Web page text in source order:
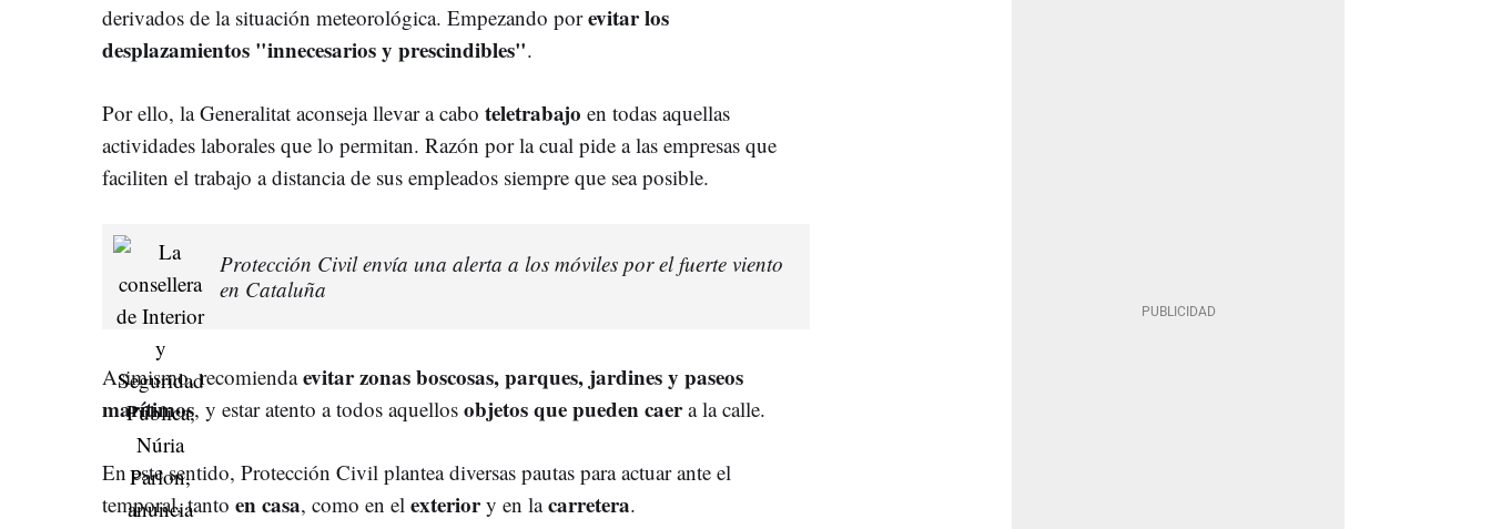
derivados de la situación meteorológica. Empezando porevitar los
desplazamientos "innecesarios y prescindibles".
Por ello, la Generalitat aconseja llevar a cabo teletrabajo en todas aquellas
actividades laborales que lo permitan. Razón por la cual pide a las empresas que
faciliten el trabajo a distancia de sus empleados siempre que sea posible.
Protección Civil envía una alerta a los móviles por el fuerte viento
en Cataluña
Asimismo, recomiendaevitar zonas boscosas, parques, jardines y paseos
marítimos, y estar atento a todos aquellos objetos que pueden caera la calle.
En este sentido, Protección Civil plantea diversas pautas para actuar ante el
temporal, tanto en casa, como en el exteriory en lacarretera.